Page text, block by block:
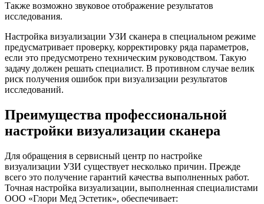
Также возможно звуковое отображение результатов
исследования.
Настройка визуализации УЗИ сканера в специальном режиме
предусматривает проверку, корректировку ряда параметров,
если это предусмотрено техническим руководством. Такую
задачу должен решать специалист. В противном случае велик
риск получения ошибок при визуализации результатов
исследований.
Преимущества профессиональной
настройки визуализации сканера
Для обращения в сервисный центр по настройке
визуализации УЗИ существует несколько причин. Прежде
всего это получение гарантий качества выполненных работ.
Точная настройка визуализации, выполненная специалистами
ООО «Глори Мед Эстетик», обеспечивает: